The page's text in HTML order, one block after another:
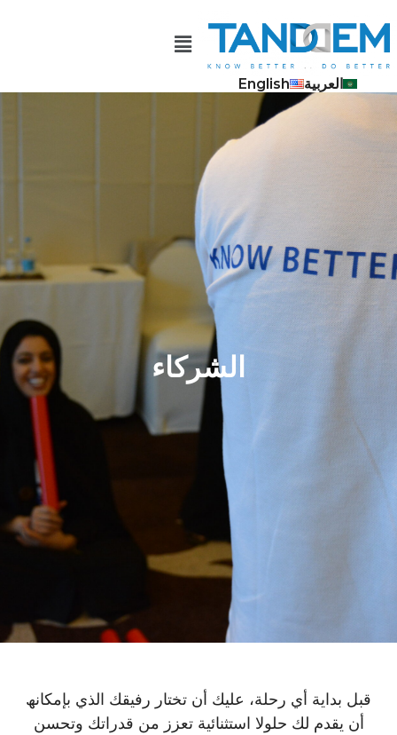
العربية English
الشركاء
قبل بدایة أي رحلة، علیك أن تختار رفیقك الذي بإمكانھ
أن یقدم لك حلولا استثنائیة تعزز من قدراتك وتحسن